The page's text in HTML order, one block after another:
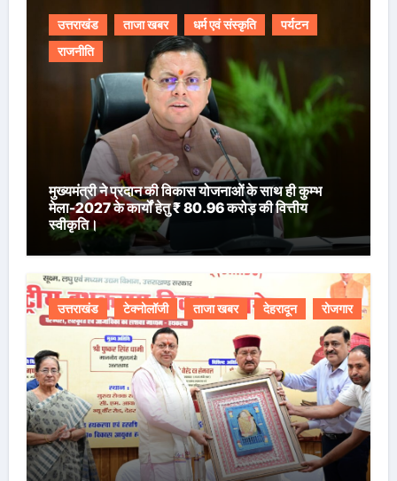
उत्तराखंड ताजा खबर धर्म एवं संस्कृति
पर्यटन
राजनीति
मुख्यमंत्री ने प्रदान की विकास योजनाओं के साथ ही कुम्भ
मेला-2027 के कार्यों हेतु ₹ 80.96 करोड़ की वित्तीय
स्वीकृति।
उत्तराखंड टेक्नोलॉजी ताजा खबर देहरादून रोजगार